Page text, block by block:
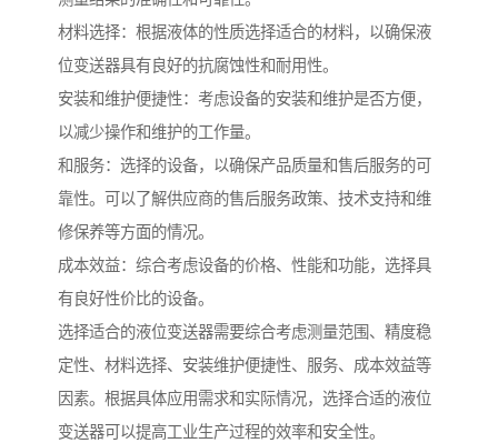
材料选择：根据液体的性质选择适合的材料，以确保液
位变送器具有良好的抗腐蚀性和耐用性。
安装和维护便捷性：考虑设备的安装和维护是否方便，
以减少操作和维护的工作量。
和服务：选择的设备，以确保产品质量和售后服务的可
靠性。可以了解供应商的售后服务政策、技术支持和维
修保养等方面的情况。
成本效益：综合考虑设备的价格、性能和功能，选择具
有良好性价比的设备。
选择适合的液位变送器需要综合考虑测量范围、精度稳
定性、材料选择、安装维护便捷性、服务、成本效益等
因素。根据具体应用需求和实际情况，选择合适的液位
变送器可以提高工业生产过程的效率和安全性。